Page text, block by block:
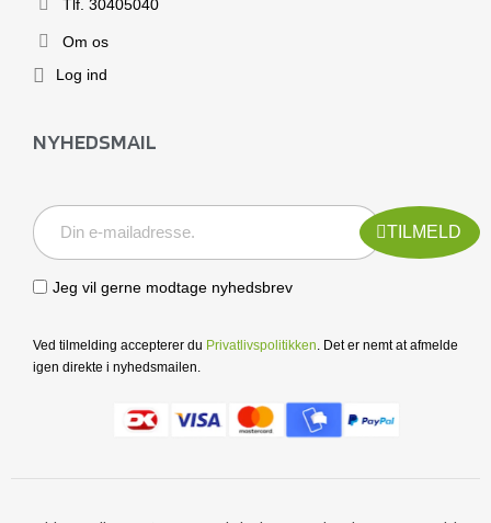
Tlf. 30405040
Om os
Log ind
NYHEDSMAIL
TILMELD
Jeg vil gerne modtage nyhedsbrev
Ved tilmelding accepterer du Privatlivspolitikken . Det er nemt at afmelde
igen direkte i nyhedsmailen.